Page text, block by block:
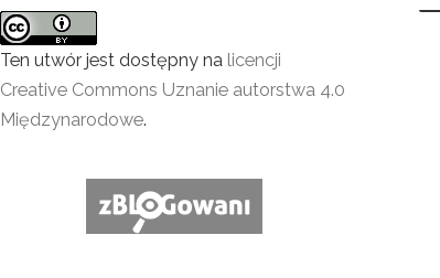
Ten utwór jest dostępny na licencji
Creative Commons Uznanie autorstwa 4.0
Międzynarodowe.